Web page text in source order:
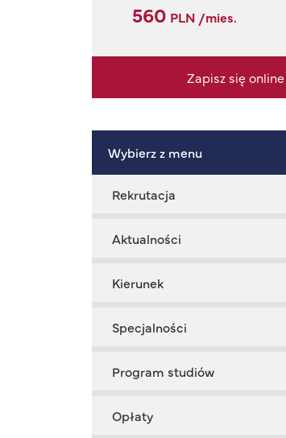
560 PLN /mies.
Zapisz się online
Wybierz z menu
Rekrutacja
Aktualności
Kierunek
Specjalności
Program studiów
Opłaty